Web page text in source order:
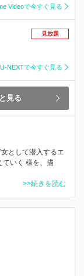
Videoで今すぐ見る
見放題
U-NEXTで今すぐ見る
見る
として潜入するエ
ていく 様を、描
>>続きを読む